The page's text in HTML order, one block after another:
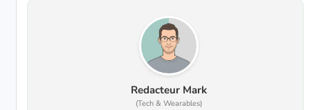
Redacteur Mark
(Tech & Wearables)